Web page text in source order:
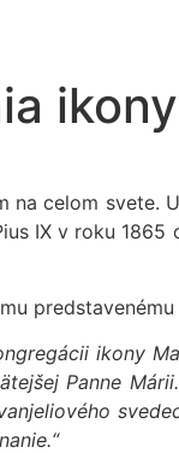
na celom
IX v roku
ikony
Panne